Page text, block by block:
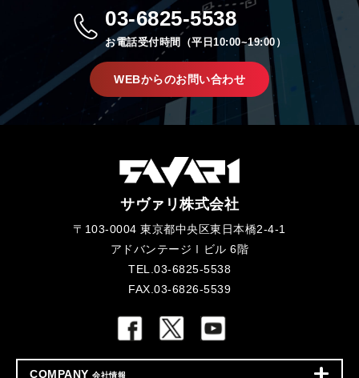
03-6825-5538
お電話受付時間（平日10:00~19:00）
WEBからのお問い合わせ
サヴァリ株式会社
〒103-0004 東京都中央区東日本橋2-4-1
アドバンテージⅠビル 6階
TEL.03-6825-5538
FAX.03-6826-5539
COMPANY 会社情報